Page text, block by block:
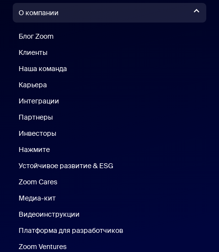
О компании
Блог Zoom
Клиенты
Наша команда
Карьера
Интеграции
Партнеры
Инвесторы
Нажмите
Устойчивое развитие & ESG
Zoom Cares
Медиа-кит
Видеоинструкции
Платформа для разработчиков
Zoom Ventures